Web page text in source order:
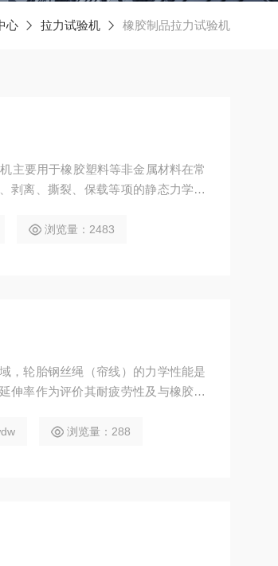
心 拉力试验机 橡胶制品拉力试验机
主要用于橡胶塑料等非金属材料在常
剥离、撕裂、保载等项的静态力学性
浏览量：2483
，轮胎钢丝绳（帘线）的力学性能是
伸率作为评价其耐疲劳性及与橡胶粘
出明智的选型决策。
浏览量：288